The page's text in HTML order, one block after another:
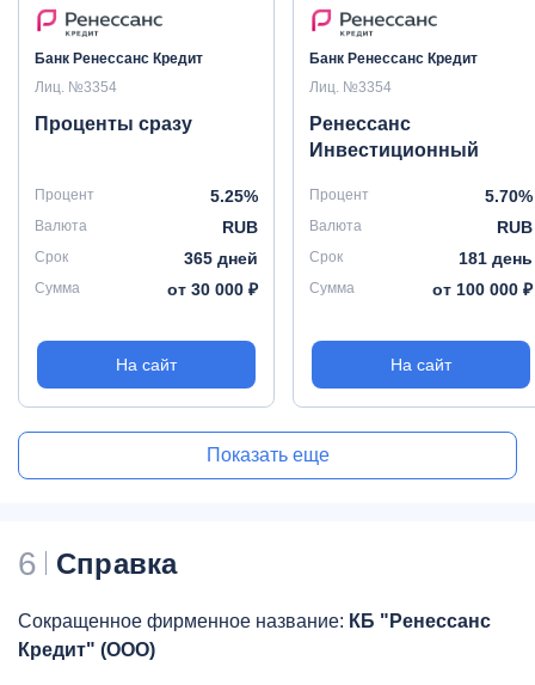
Банк Ренессанс Кредит
Лиц. №3354
Проценты сразу
Процент 5.25%
Валюта RUB
Срок 365 дней
Сумма от 30 000 ₽
На сайт
Банк Ренессанс Кредит
Лиц. №3354
Ренессанс
Инвестиционный
Процент 5.70%
Валюта RUB
Срок 181 день
Сумма от 100 000 ₽
На сайт
Показать еще
6 Справка
Сокращенное фирменное название: КБ "Ренессанс
Кредит" (ООО)